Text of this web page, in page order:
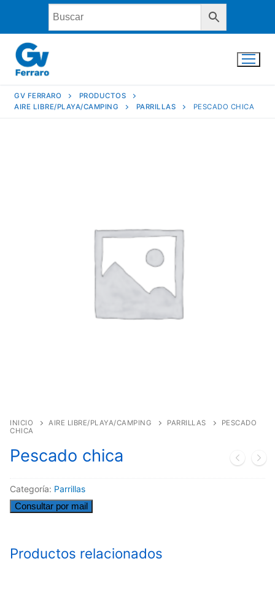
contenido
GV FERRARO
PRODUCTOS
AIRE LIBRE/PLAYA/CAMPING
PARRILLAS PESCADO CHICA
INICIO AIRE LIBRE/PLAYA/CAMPING PARRILLAS
PESCADO
CHICA
Pescado chica
Categoría: Parrillas
Consultar por mail
Productos relacionados